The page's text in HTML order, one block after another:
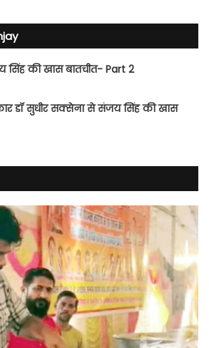
सिंह की खास बातचीत- Part 2
डॉ सुधीर सक्सेना से संजय सिंह की खास